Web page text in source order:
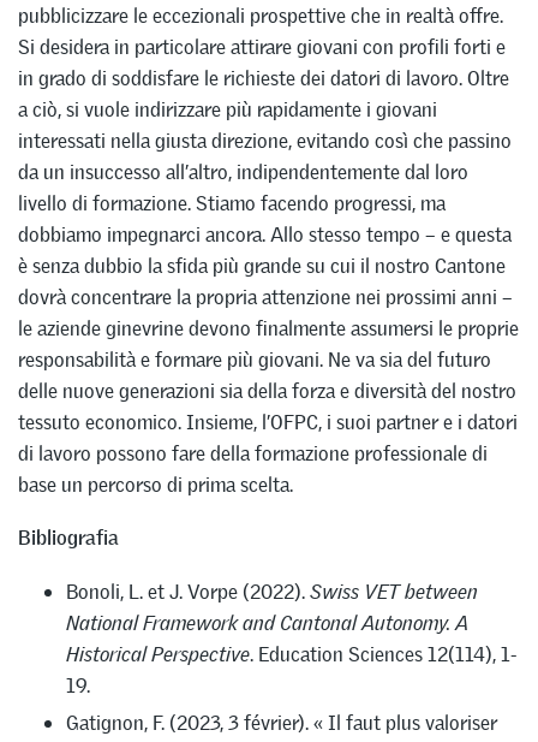
pubblicizzare le eccezionali prospettive che in realtà offre.
Si desidera in particolare attirare giovani con profili forti e
in grado di soddisfare le richieste dei datori di lavoro. Oltre
a ciò, si vuole indirizzare più rapidamente i giovani
interessati nella giusta direzione, evitando così che passino
da un insuccesso all’altro, indipendentemente dal loro
livello di formazione. Stiamo facendo progressi, ma
dobbiamo impegnarci ancora. Allo stesso tempo – e questa
è senza dubbio la sfida più grande su cui il nostro Cantone
dovrà concentrare la propria attenzione nei prossimi anni –
le aziende ginevrine devono finalmente assumersi le proprie
responsabilità e formare più giovani. Ne va sia del futuro
delle nuove generazioni sia della forza e diversità del nostro
tessuto economico. Insieme, l’OFPC, i suoi partner e i datori
di lavoro possono fare della formazione professionale di
base un percorso di prima scelta.
Bibliografia
Bonoli, L. et J. Vorpe (2022).Swiss VET between
National Framework and Cantonal Autonomy.A
Historical Perspective. Education Sciences 12(114), 1-
19.
Gatignon, F. (2023, 3 février). « Il faut plus valoriser